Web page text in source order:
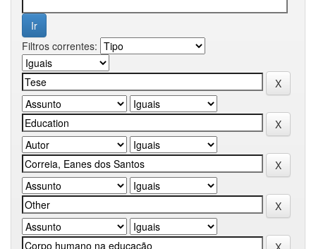
Filtros correntes: